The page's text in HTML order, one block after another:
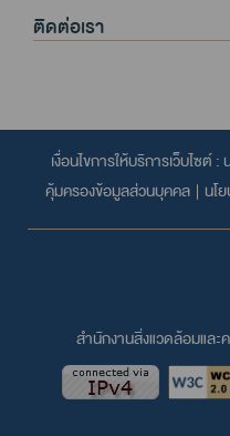
ติดต่อเรา
เงื่อนไขการให้บริการเว็บไซต์ :
คุ้มครองข้อมูลส่วนบุคคล | นโ
สำนักงานสิ่งแวดล้อมแล